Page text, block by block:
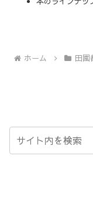
ホーム 田園